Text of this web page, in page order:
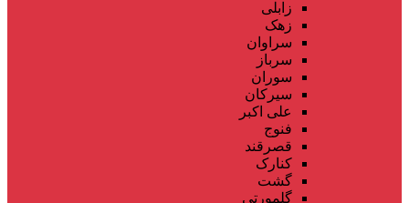
زابلی
زهک
سراوان
سرباز
سوران
سیرکان
علی اکبر
فنوج
قصرقند
کنارک
گشت
گلمورتی